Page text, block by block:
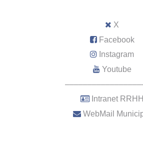
X
Facebook
Instagram
Youtube
Intranet RRHH
WebMail